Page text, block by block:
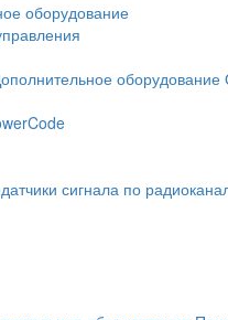
оборудование
оборудование
сигнала по